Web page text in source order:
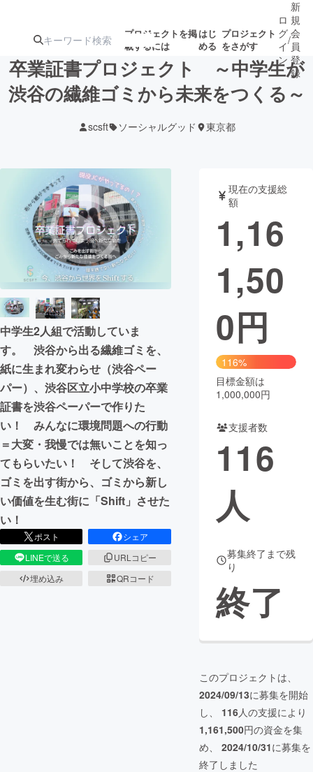
プロジェクトを掲
載するには
はじ
める
プロジェクト
をさがす
ターン
ジェクト
募集終了が近いプ
ロジェクト
アート・写真 音楽
テクノロジー・ガジェット ゲーム・サ
映像・映画
ビジネス・起業
まちづくり・地域活性化
CAMPFIRE for Social Good
CAMPFIRE Creation
CAMPFIREふるさと納税
コミュニティ
ロ
グ
イ
ン
/
新
規
会
員
登
録
卒業証書プロジェクト ～中学生が
渋谷の繊維ゴミから未来をつくる～
scsft ソーシャルグッド 東京都
中学生2人組で活動していま
す。 渋谷から出る繊維ゴミを、
紙に生まれ変わらせ（渋谷ペー
パー）、渋谷区立小中学校の卒業
証書を渋谷ペーパーで作りた
い！ みんなに環境問題への行動
＝大変・我慢では無いことを知っ
てもらいたい！ そして渋谷を、
ゴミを出す街から、ゴミから新し
い価値を生む街に「Shift」させた
い！
ポスト
シェア
LINEで送る
URLコピー
埋め込み
QRコード
現在の支援総
額
1,16
1,50
0円
116%
目標金額は
1,000,000円
支援者数
116
人
募集終了まで残
り
終了
このプロジェクトは、
2024/09/13に募集を開始
し、 116人の支援により
1,161,500円の資金を集
め、 2024/10/31に募集を
終了しました